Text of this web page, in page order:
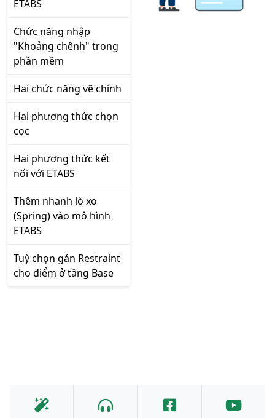
ETABS
Chức năng nhập
"Khoảng chênh" trong
phần mềm
Hai chức năng vẽ chính
Hai phương thức chọn
cọc
Hai phương thức kết
nối với ETABS
Thêm nhanh lò xo
(Spring) vào mô hình
ETABS
Tuỳ chọn gán Restraint
cho điểm ở tầng Base